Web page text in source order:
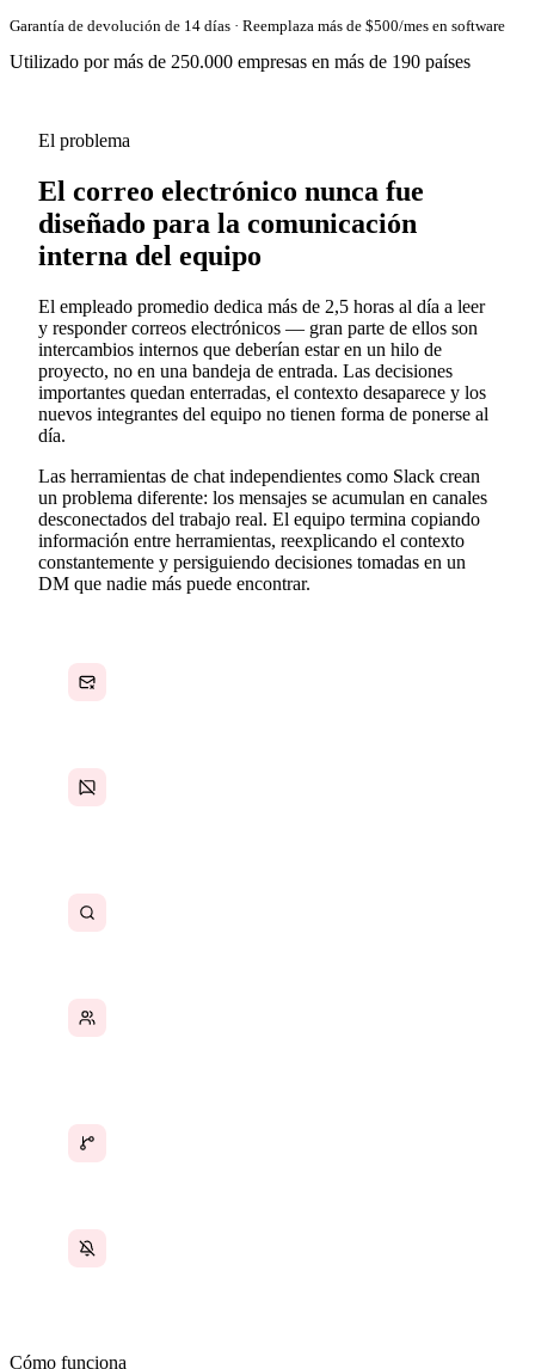
Garantía de devolución de 14 días · Reemplaza más de $500/mes en software
Utilizado por más de 250.000 empresas en más de 190 países
El problema
El correo electrónico nunca fue
diseñado para la comunicación
interna del equipo
El empleado promedio dedica más de 2,5 horas al día a leer
y responder correos electrónicos — gran parte de ellos son
intercambios internos que deberían estar en un hilo de
proyecto, no en una bandeja de entrada. Las decisiones
importantes quedan enterradas, el contexto desaparece y los
nuevos integrantes del equipo no tienen forma de ponerse al
día.
Las herramientas de chat independientes como Slack crean
un problema diferente: los mensajes se acumulan en canales
desconectados del trabajo real. El equipo termina copiando
información entre herramientas, reexplicando el contexto
constantemente y persiguiendo decisiones tomadas en un
DM que nadie más puede encontrar.
Cómo funciona